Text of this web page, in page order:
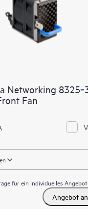
Networking
Fan
für ein individuelles Angebot
Angebot